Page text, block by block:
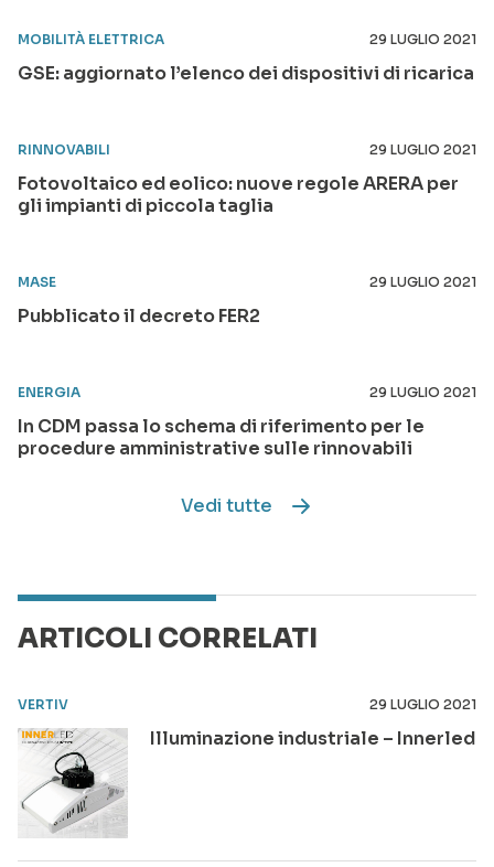
MOBILITÀ ELETTRICA 29 LUGLIO 2021
GSE: aggiornato l’elenco dei dispositivi di ricarica
RINNOVABILI 29 LUGLIO 2021
Fotovoltaico ed eolico: nuove regole ARERA per
gli impianti di piccola taglia
MASE 29 LUGLIO 2021
Pubblicato il decreto FER2
ENERGIA 29 LUGLIO 2021
In CDM passa lo schema di riferimento per le
procedure amministrative sulle rinnovabili
Vedi tutte
ARTICOLI CORRELATI
VERTIV 29 LUGLIO 2021
Illuminazione industriale – Innerled